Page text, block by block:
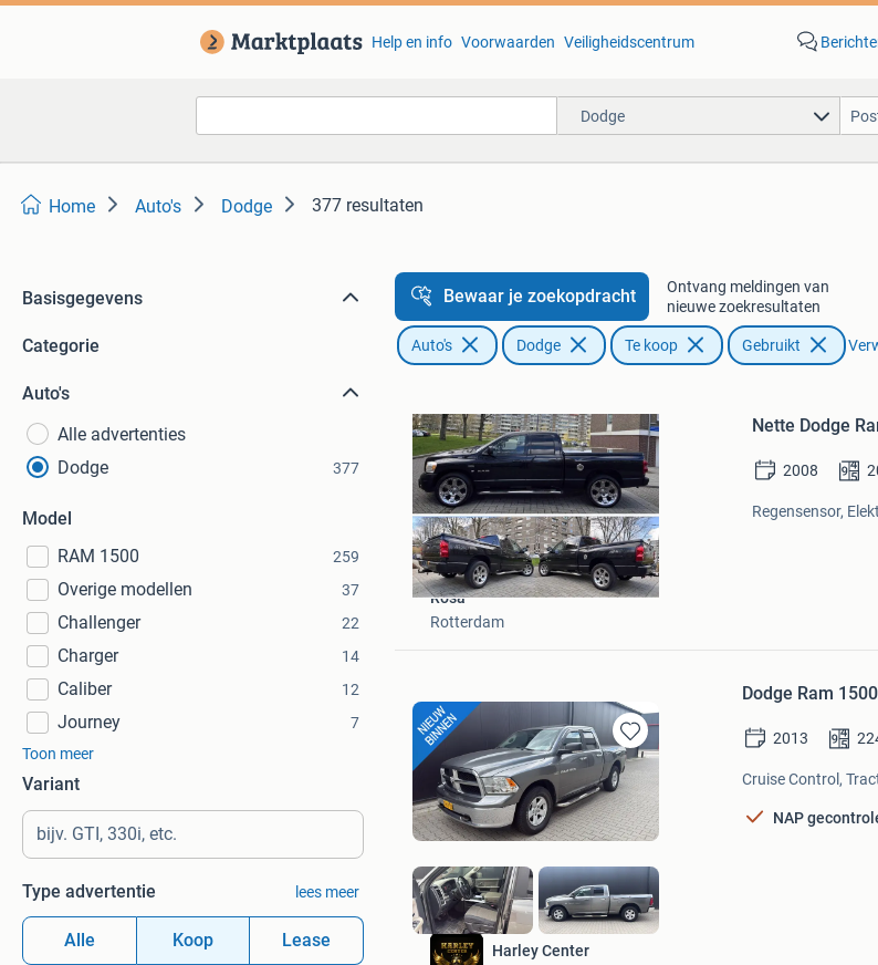
Help en info Voorwaarden Veiligheidscentrum
Dodge
Home Auto's Dodge 377 resultaten
Basisgegevens
Categorie
Auto's
Alle advertenties
Dodge
377
Model
RAM 1500
259
Overige modellen 37
Challenger 22
Charger 14
Caliber 12
Journey
7
Toon meer
Variant
Type advertentie lees meer
Alle Koop Lease
Bewaar je zoekopdracht
Ontvang meldingen van
nieuwe zoekresultaten
Auto's Dodge Te koop Gebruikt
Mijn
Favorieten
Nette Dodge
2008
Regensensor,
Rosa
Rotterdam
Bewaren
in
Mijn
Favorieten
Dodge Ram
2013
Cruise Control,
NAP
Harley Center